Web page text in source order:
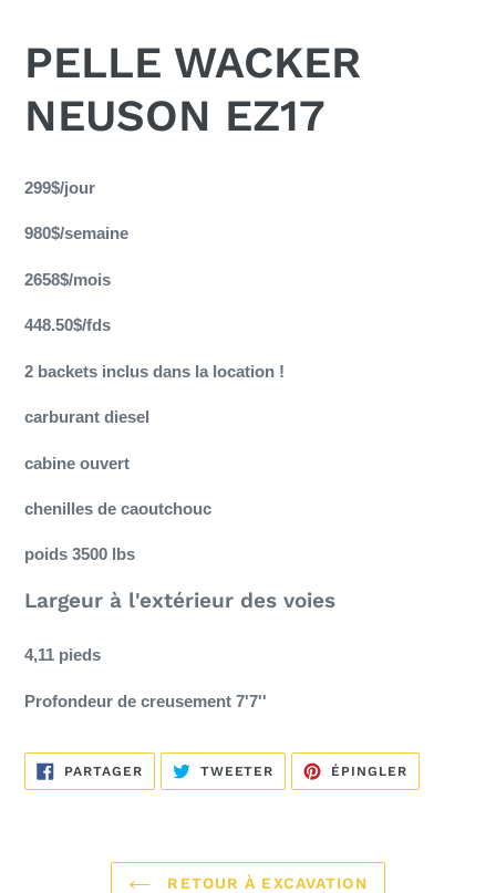
PELLE WACKER
NEUSON EZ17
d'un
à
panier
299$/jour
980$/semaine
2658$/mois
448.50$/fds
2 backets inclus dans la location !
carburant diesel
cabine ouvert
chenilles de caoutchouc
poids 3500 lbs
Largeur à l'extérieur des voies
4,11 pieds
Profondeur de creusement 7'7''
PARTAGERPARTAGER
SUR
FACEBOOK
TWEETER TWEETER
TWITTER
ÉPINGLER
PINTEREST
RETOUR À EXCAVATION